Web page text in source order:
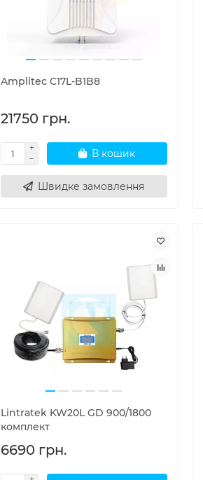
Amplitec C17L-B1B8
21750 грн.
В кошик
Швидке замовлення
Lintratek KW20L GD 900/1800
комплект
6690 грн.